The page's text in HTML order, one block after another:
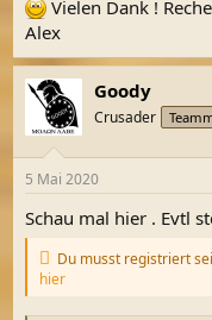
:
Vielen Dank !
Alex
Goody
Crusader
5 Mai 2020
Schau mal hier . Evtl
Du musst registriert
hier